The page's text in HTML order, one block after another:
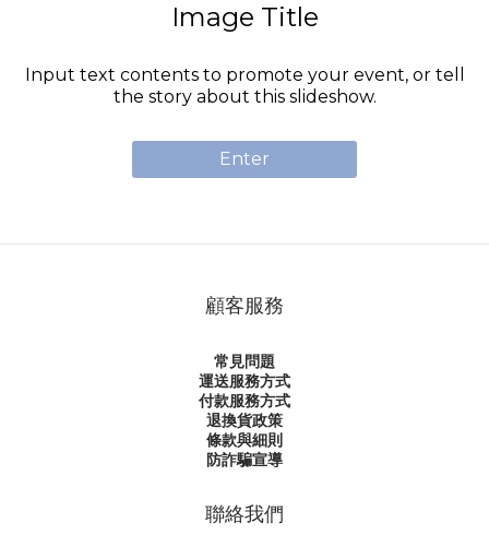
Image Title
Input text contents to promote your event, or tell
the story about this slideshow.
Enter
顧客服務
常見問題
運送服務方式
付款服務方式
退換貨政策
條款與細則
防詐騙宣導
聯絡我們